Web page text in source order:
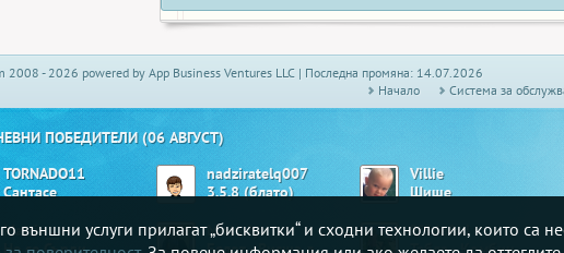
външни услуги прилагат „бисквитки“ и сходни технологии, които
2008 - 2026 powered by App Business Ventures LLC | Последна промяна: 14.07.2026
Начало
Системa за
ПОБЕДИТЕЛИ (06 АВГУСТ)
TORNADO11
Сантасе
nadziratelq007
3.5.8 (блато)
Villie
Шише
Matrix__
Не се Сърди
Misteriya
Белот - Висша лига
Ef5dafad
Табла - Комбинирана